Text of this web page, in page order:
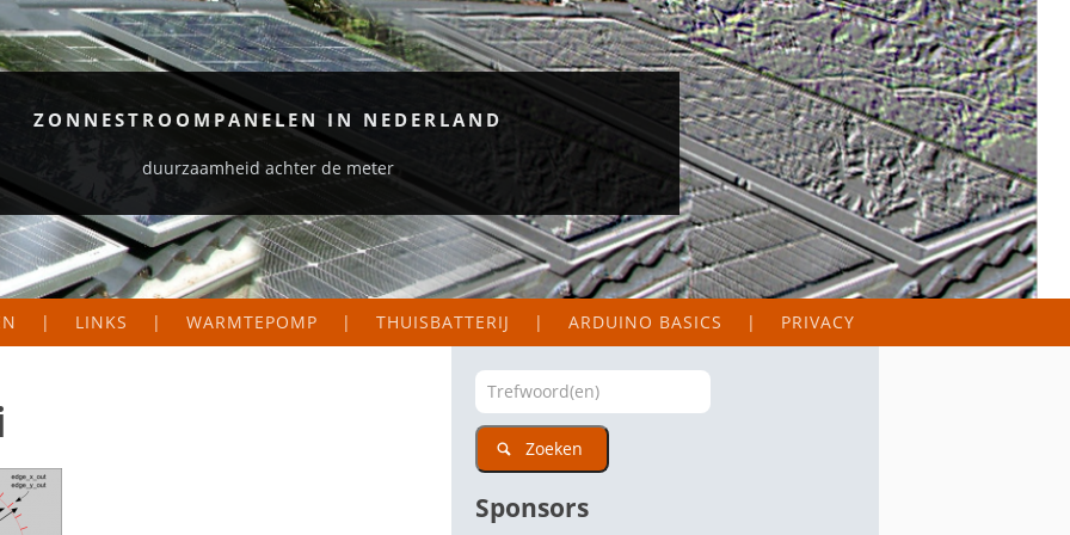
ZONNESTROOMPANELEN IN NEDERLAND
duurzaamheid achter de meter
EN LOGGERS
VAN MIJN PANELEN
LINKS
ORGANISATIES
WARMTEPOMP THUISBATTERIJ ARDUINO BASICS PRIVACY
Zoeken
Sponsors